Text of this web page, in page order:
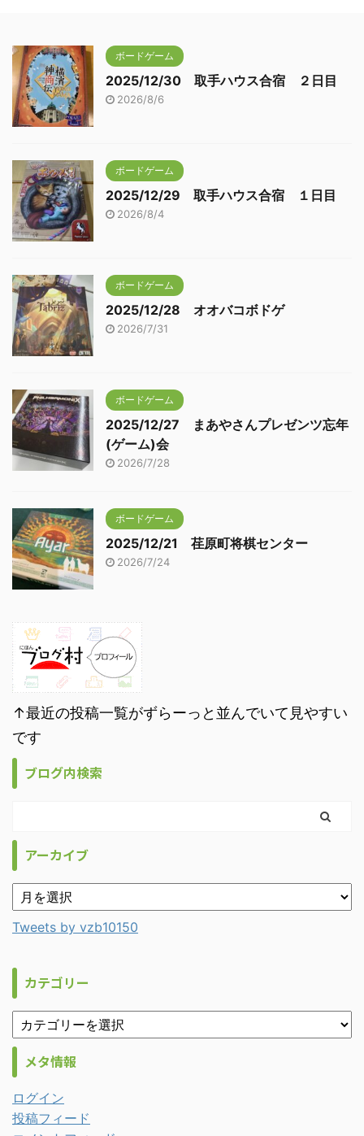
ボードゲーム
2025/12/30 取手ハウス合宿 ２日目
2026/8/6
ボードゲーム
2025/12/29 取手ハウス合宿 １日目
2026/8/4
ボードゲーム
2025/12/28 オオバコボドゲ
2026/7/31
ボードゲーム
2025/12/27 まあやさんプレゼンツ忘年
(ゲーム)会
2026/7/28
ボードゲーム
2025/12/21 荏原町将棋センター
2026/7/24
↑最近の投稿一覧がずらーっと並んでいて見やすい
です
ブログ内検索
アーカイブ
Tweets by vzb10150
カテゴリー
メタ情報
ログイン
投稿フィード